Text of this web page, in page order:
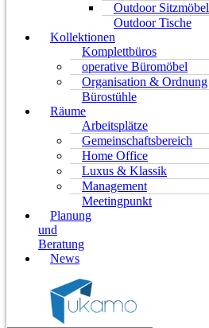
Outdoor Sitzmöbel
Outdoor Tische
Kollektionen
Komplettbüros
operative Büromöbel
Organisation & Ordnung
Bürostühle
Räume
Arbeitsplätze
Gemeinschaftsbereich
Home Office
Luxus & Klassik
Management
Meetingpunkt
Planung
und
Beratung
News